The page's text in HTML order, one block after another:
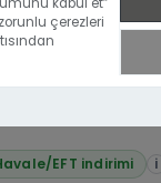
çerezleri
| Bu ürünü ilk
EFT indirimi i